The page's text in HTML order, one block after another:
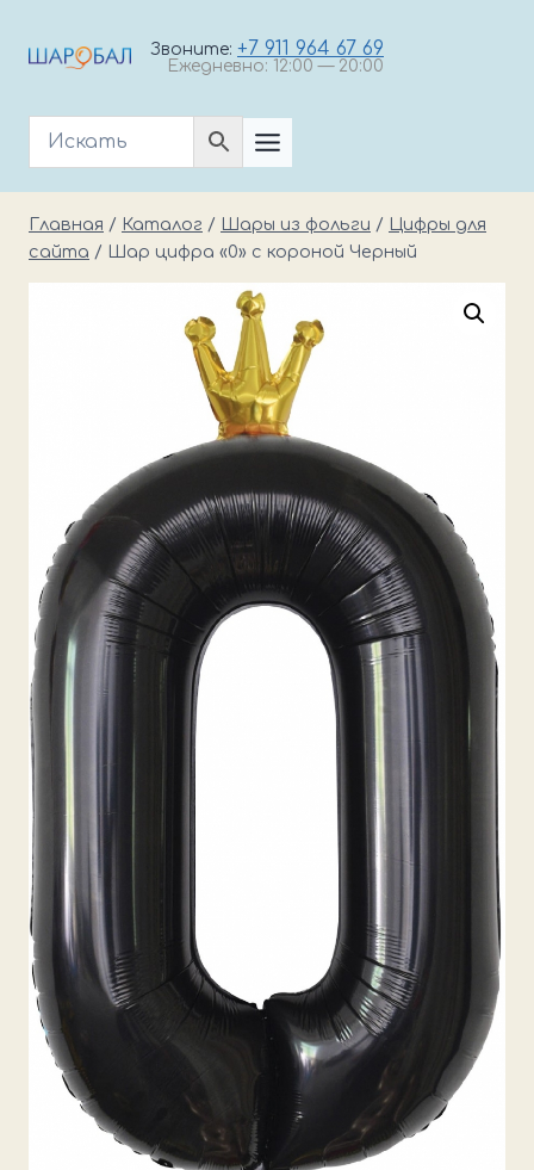
Звоните: +7 911 964 67 69
Ежедневно: 12:00 — 20:00
Главная / Каталог / Шары из фольги /
Цифры для
сайта / Шар цифра «0» с короной Черный